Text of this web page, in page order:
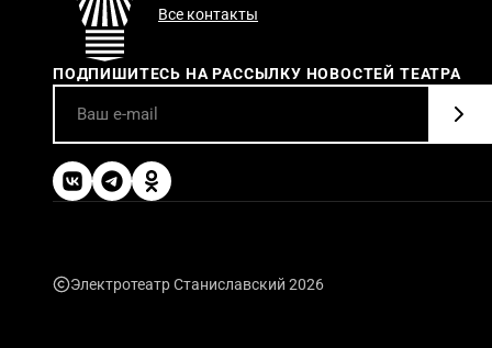
Все контакты
ПОДПИШИТЕСЬ НА РАССЫЛКУ НОВОСТЕЙ ТЕАТРА
Электротеатр Станиславский 2026